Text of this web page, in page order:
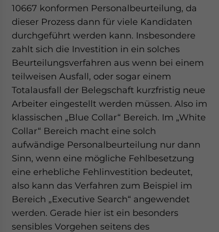
10667 konformen Personalbeurteilung, da
dieser Prozess dann für viele Kandidaten
durchgeführt werden kann. Insbesondere
zahlt sich die Investition in ein solches
Beurteilungsverfahren aus wenn bei einem
teilweisen Ausfall, oder sogar einem
Totalausfall der Belegschaft kurzfristig neue
Arbeiter eingestellt werden müssen. Also im
klassischen „Blue Collar“ Bereich. Im „White
Collar“ Bereich macht eine solch
aufwändige Personalbeurteilung nur dann
Sinn, wenn eine mögliche Fehlbesetzung
eine erhebliche Fehlinvestition bedeutet,
also kann das Verfahren zum Beispiel im
Bereich „Executive Search“ angewendet
werden. Gerade hier ist ein besonders
sensibles Vorgehen seitens des